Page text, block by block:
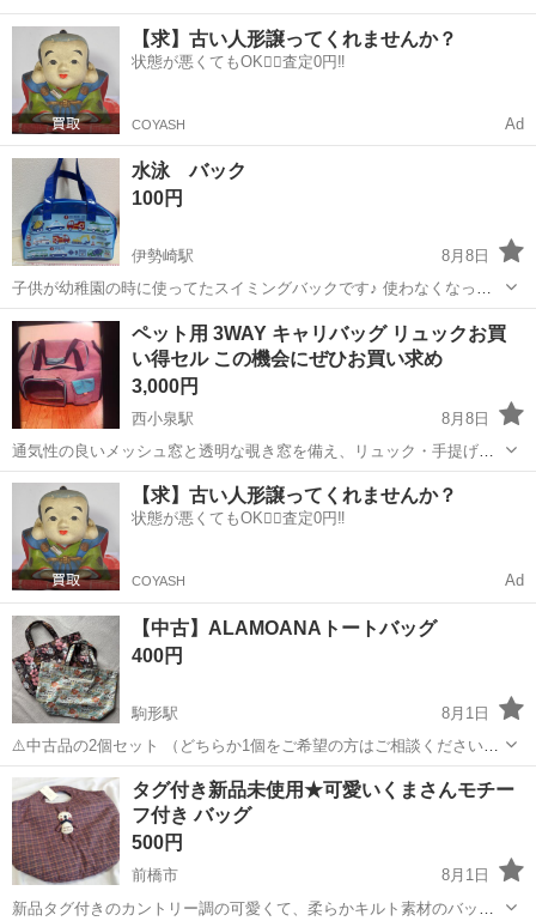
【求】古い人形譲ってくれませんか？
状態が悪くてもOK🙆‍♀️査定0円‼️
COYASH Ad
水泳 バック
100円
伊勢崎駅
8月8日
子供が幼稚園の時に使ってたスイミングバックです♪ 使わなくなった
ので出品します サイズは横34センチです。
群馬 伊勢崎市 伊勢崎駅 バッグ スイミング
ペット用 3WAY キャリバッグ リュックお買
い得セル この機会にぜひお買い求め
3,000円
西小泉駅
8月8日
通気性の良いメッシュ窓と透明な覗き窓を備え、リュック・手提げ・
ショルダーとして多用途に使えるペット用キャリーバッグです。 - タ
イプ: 3WAYキャリーバッグ（リュック・手提げ・ショルダー） - カラ
ー: グレー×ターコイ...
群馬 太田市 西小泉駅 バッグ リュック
【求】古い人形譲ってくれませんか？
状態が悪くてもOK🙆‍♀️査定0円‼️
COYASH Ad
【中古】ALAMOANAトートバッグ
400円
駒形駅
8月1日
⚠️中古品の2個セット （どちらか1個をご希望の方はご相談ください）
⚠️多少の汚れあり ◉白色 横幅：39cm 高さ：39cm マチ：19cm 持ち
手：52cm ◉焦茶色 横幅：39.5cm 高さ：39cm ...
群馬 前橋市 駒形駅 バッグ
タグ付き新品未使用★可愛いくまさんモチー
フ付き バッグ
500円
前橋市
8月1日
新品タグ付きのカントリー調の可愛くて、柔らかキルト素材のバッグ